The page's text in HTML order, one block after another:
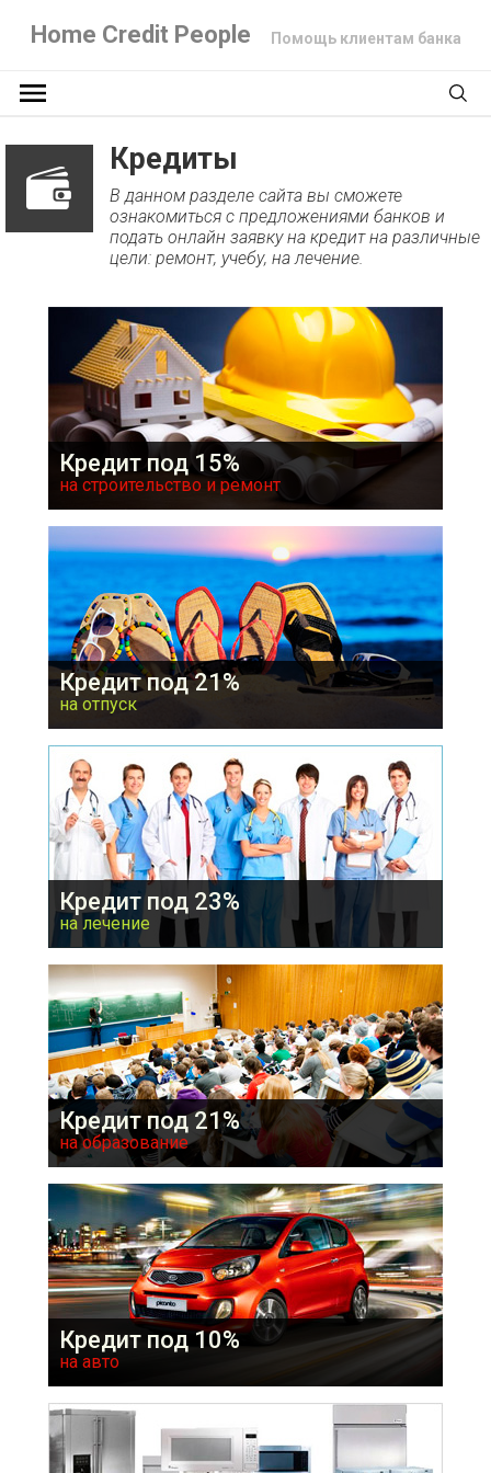
Home Credit People Помощь клиентам банка
Кредиты
В данном разделе сайта вы сможете
ознакомиться с предложениями банков и
подать онлайн заявку на кредит на различные
цели: ремонт, учебу, на лечение.
Кредит под 15%
на строительство и ремонт
дома. Сумма кредита: от 100 000 рублей.
Подать заявку
Кредит под 21%
на отпуск
Подать заявку
Кредит под 23%
на лечение
стоматологию.
Подать заявку
Кредит под 21%
на образование
прохождение курсов
Подать заявку
Кредит под 10%
на авто
иномарки
Подать заявку